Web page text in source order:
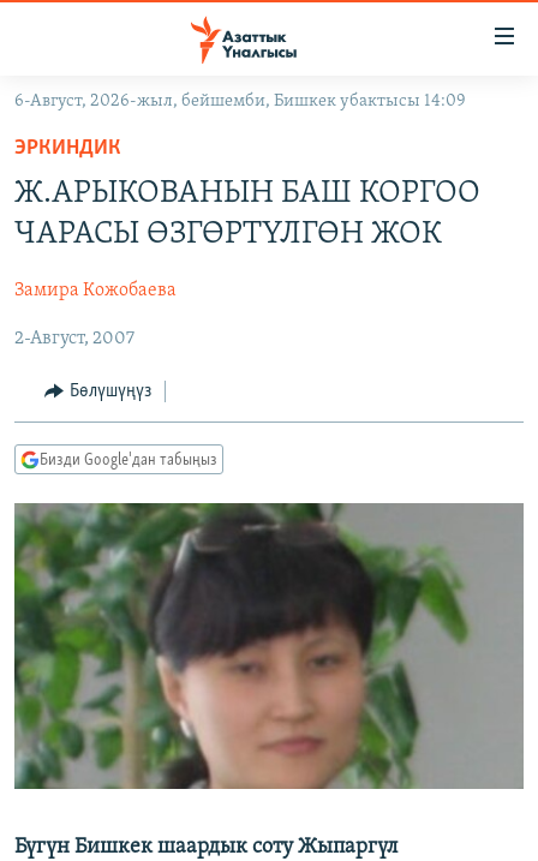
Навигацияга
өтүңүз
Издөөгө
салыңыз
ЭКОНОМИКА
МАДАНИЯТ
БОРБОР АЗИЯ
АТАЙЫН ИЛИКТӨӨ
ТВ ПРОГРАММАЛАР
БҮГҮН АЗАТТЫКТА
БИЗ ЖАНА ДҮЙНӨ
ДАНИСТЕ
ЭЖЕ-СИҢДИЛЕР
АЗАТТЫК+
ЫҢГАЙСЫЗ СУРООЛОР
ПОДКАСТ
ӨЗГӨЧӨ ПИКИР
ОНЛАЙН ШЕРИНЕ
ЭЕ/АРнун бардык сайттары
6-Август, 2026-жыл, бейшемби, Бишкек убактысы 14:09
ЭРКИНДИК
Ж.АРЫКОВАНЫН БАШ КОРГОО
ЧАРАСЫ ӨЗГӨРТҮЛГӨН ЖОК
Замира Кожобаева
2-Август, 2007
Бөлүшүңүз
Бизди Google'дан табыңыз
Бүгүн Бишкек шаардык соту Жыпаргүл